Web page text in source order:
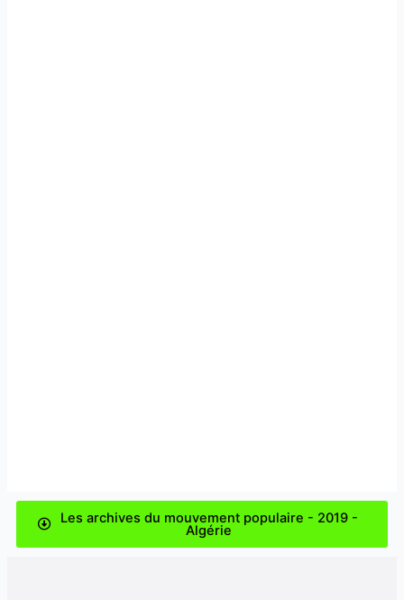
Les archives du mouvement populaire - 2019 -
Algérie